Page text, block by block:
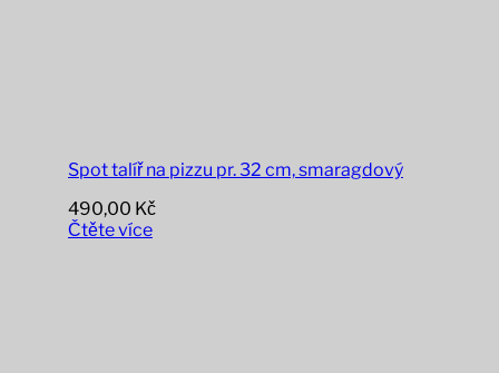
Spot talíř na pizzu pr. 32 cm, smaragdový
490,00 Kč
Čtěte více